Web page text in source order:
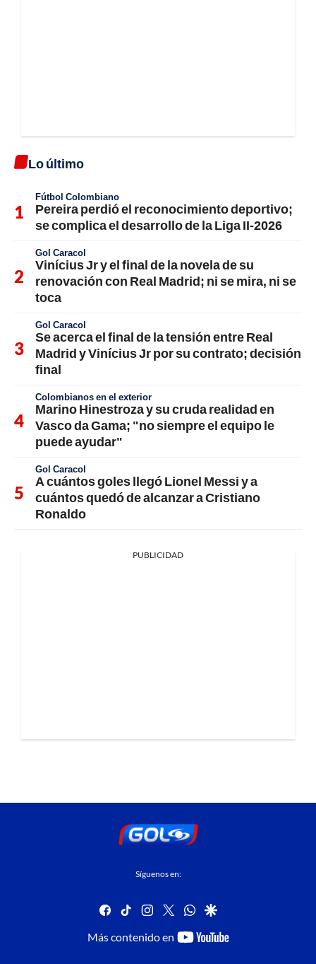
Lo último
Fútbol Colombiano
Pereira perdió el reconocimiento deportivo;
se complica el desarrollo de la Liga II-2026
Gol Caracol
Vinícius Jr y el final de la novela de su
renovación con Real Madrid; ni se mira, ni se
toca
Gol Caracol
Se acerca el final de la tensión entre Real
Madrid y Vinícius Jr por su contrato; decisión
final
Colombianos en el exterior
Marino Hinestroza y su cruda realidad en
Vasco da Gama; "no siempre el equipo le
puede ayudar"
Gol Caracol
A cuántos goles llegó Lionel Messi y a
cuántos quedó de alcanzar a Cristiano
Ronaldo
PUBLICIDAD
Síguenos en:
facebook
tiktok instagram
twitterwhatsapp
google
Más contenido en
youtube-